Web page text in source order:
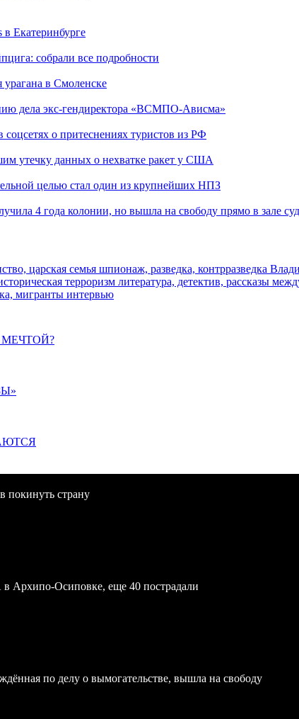
в Екатеринбурге
собрали все подробности
в Смоленске
дела экс-гендиректора «ВСМПО-Ависма»
соцсетях о притеснениях туристов из РФ
утечку данных о нехватке ракет у США
целью стал один из крупнейших НПЗ
4 года колонии, но вышла на свободу прямо в зале
царская семья шпионаж, разведка, контрразведка
терроризм литература, детектив, рассказы
мигранты интервью
покинуть страну
Архипо-Осиповке, еще 40 пострадали
по делу о вымогательстве, вышла на свободу